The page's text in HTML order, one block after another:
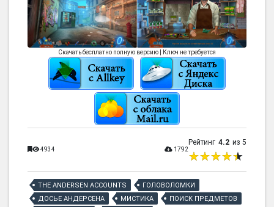
Скачать бесплатно полную версию | Ключ не требуется
4934 1792
Рейтинг 4.2 из 5
THE ANDERSEN ACCOUNTS
ГОЛОВОЛОМКИ
ДОСЬЕ АНДЕРСЕНА
МИСТИКА
ПОИСК ПРЕДМЕТОВ